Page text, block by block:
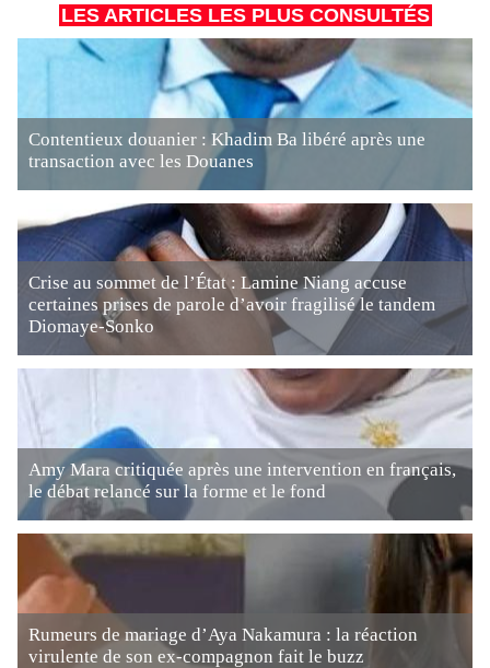
LES ARTICLES LES PLUS CONSULTÉS
Contentieux douanier : Khadim Ba libéré après une
transaction avec les Douanes
Crise au sommet de l’État : Lamine Niang accuse
certaines prises de parole d’avoir fragilisé le tandem
Diomaye-Sonko
Amy Mara critiquée après une intervention en français,
le débat relancé sur la forme et le fond
Rumeurs de mariage d’Aya Nakamura : la réaction
virulente de son ex-compagnon fait le buzz